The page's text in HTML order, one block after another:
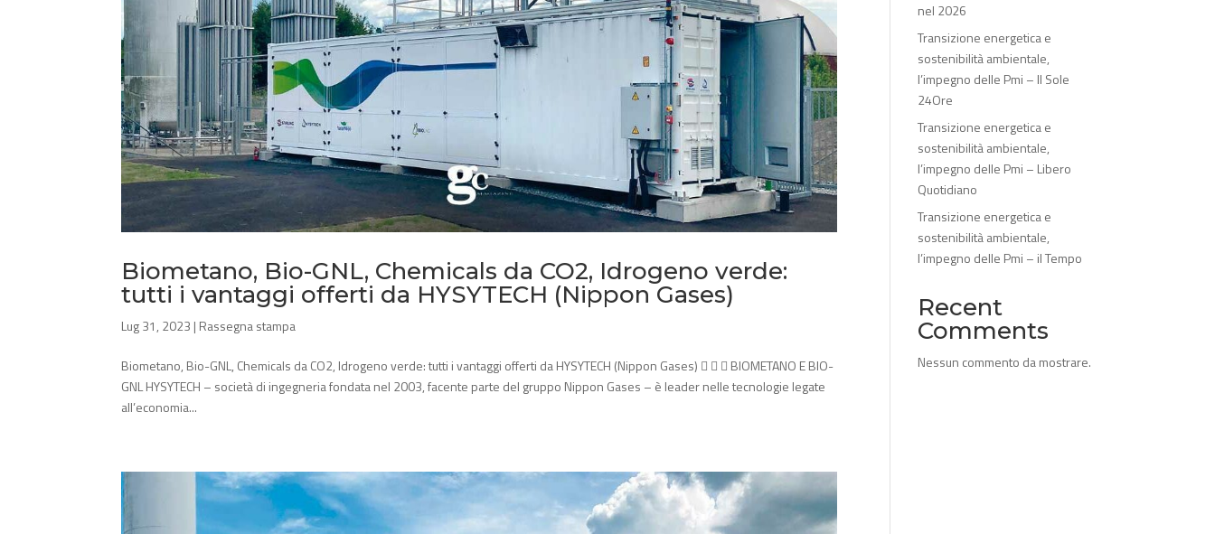
Biometano, Bio-GNL, Chemicals da CO2, Idrogeno verde:
tutti i vantaggi offerti da HYSYTECH (Nippon Gases)
Lug 31, 2023 | Rassegna stampa
Biometano, Bio-GNL, Chemicals da CO2, Idrogeno verde: tutti i vantaggi offerti da HYSYTECH (Nippon Gases)    BIOMETANO E BIO-
GNL HYSYTECH – società di ingegneria fondata nel 2003, facente parte del gruppo Nippon Gases – è leader nelle tecnologie legate
all’economia...
nel 2026
Transizione energetica e
sostenibilità ambientale,
l’impegno delle Pmi – Il Sole
24Ore
Transizione energetica e
sostenibilità ambientale,
l’impegno delle Pmi – Libero
Quotidiano
Transizione energetica e
sostenibilità ambientale,
l’impegno delle Pmi – il Tempo
Recent
Comments
Nessun commento da mostrare.